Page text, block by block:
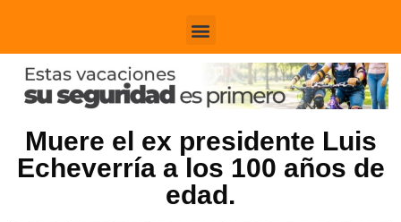
Muere el ex presidente Luis
Echeverría a los 100 años de
edad.